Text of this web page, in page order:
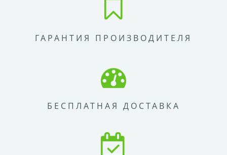
ГАРАНТИЯ ПРОИЗВОДИТЕЛЯ
БЕСПЛАТНАЯ ДОСТАВКА